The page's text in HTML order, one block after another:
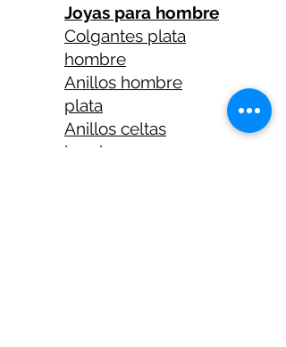
Joyas para hombre
Colgantes plata
hombre
Anillos hombre
plata
Anillos celtas
hombre